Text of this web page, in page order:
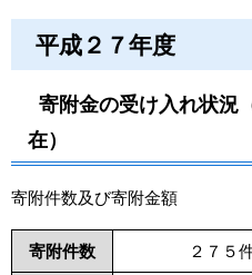
平成２７年度
寄附金の受け入れ状況
在）
寄附件数及び寄附金額
寄附件数 ２７５